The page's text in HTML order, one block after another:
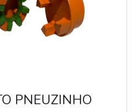
PNEUZINHO